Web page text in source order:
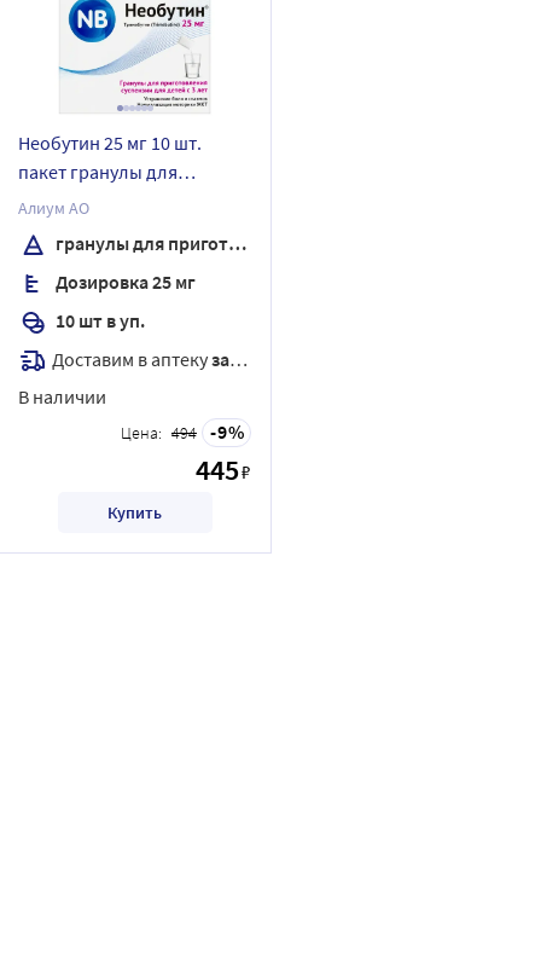
Необутин 25 мг 10 шт.
пакет гранулы для
приготовления суспензии
для приема внутрь 1 гр
Алиум АО
гранулы для приготовления суспензии
Дозировка 25 мг
10 шт в уп.
Доставим в аптекузавтра
В наличии
Цена: 494 9
445₽
Купить